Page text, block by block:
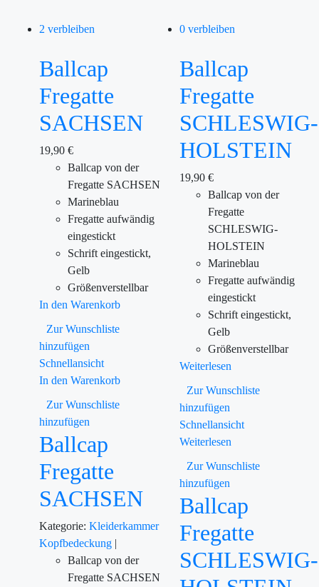
2 verbleiben
Ballcap
Fregatte
SACHSEN
19,90 €
Ballcap von der
Fregatte SACHSEN
Marineblau
Fregatte aufwändig
eingestickt
Schrift eingestickt,
Gelb
Größenverstellbar
In den Warenkorb
Zur Wunschliste
hinzufügen
Schnellansicht
In den Warenkorb
Zur Wunschliste
hinzufügen
Ballcap
Fregatte
SACHSEN
Kategorie: Kleiderkammer
Kopfbedeckung |
Ballcap von der
Fregatte SACHSEN
0 verbleiben
Ballcap
Fregatte
SCHLESWIG-
HOLSTEIN
19,90 €
Ballcap von der
Fregatte
SCHLESWIG-
HOLSTEIN
Marineblau
Fregatte aufwändig
eingestickt
Schrift eingestickt,
Gelb
Größenverstellbar
Weiterlesen
Zur Wunschliste
hinzufügen
Schnellansicht
Weiterlesen
Zur Wunschliste
hinzufügen
Ballcap
Fregatte
SCHLESWIG-